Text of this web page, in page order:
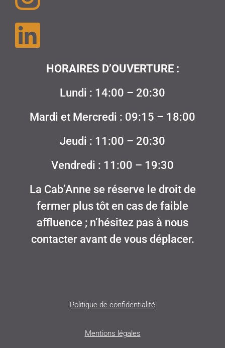
HORAIRES D’OUVERTURE :
Lundi : 14:00 – 20:30
Mardi et Mercredi : 09:15 – 18:00
Jeudi : 11:00 – 20:30
Vendredi : 11:00 – 19:30
La Cab’Anne se réserve le droit de
fermer plus tôt en cas de faible
affluence ; n’hésitez pas à nous
contacter avant de vous déplacer.
Politique de confidentialité
Mentions légales